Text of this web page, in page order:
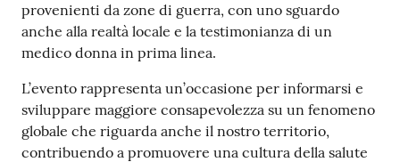
provenienti da zone di guerra, con uno sguardo
anche alla realtà locale e la testimonianza di un
medico donna in prima linea.
L’evento rappresenta un’occasione per informarsi e
sviluppare maggiore consapevolezza su un fenomeno
globale che riguarda anche il nostro territorio,
contribuendo a promuovere una cultura della salute